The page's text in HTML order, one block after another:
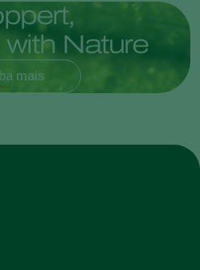
ppert,
with Nature
mais